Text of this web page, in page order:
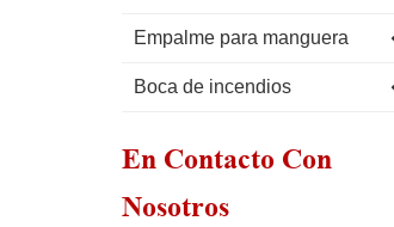
Empalme para manguera
Boca de incendios
En Contacto Con
Nosotros